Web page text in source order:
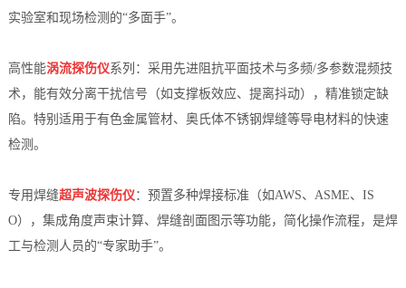
实验室和现场检测的“多面手”。
高性能涡流探伤仪系列：采用先进阻抗平面技术与多频/多参数混频技
术，能有效分离干扰信号（如支撑板效应、提离抖动），精准锁定缺
陷。特别适用于有色金属管材、奥氏体不锈钢焊缝等导电材料的快速
检测。
专用焊缝超声波探伤仪：预置多种焊接标准（如AWS、ASME、IS
O），集成角度声束计算、焊缝剖面图示等功能，简化操作流程，是焊
工与检测人员的“专家助手”。